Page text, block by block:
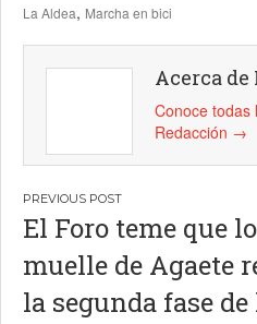
La Aldea, Marcha en bici
Acerca de
Conoce todas
Redacción →
Navegación
de
entradas
El Foro teme que
muelle de Agaete
la segunda fase